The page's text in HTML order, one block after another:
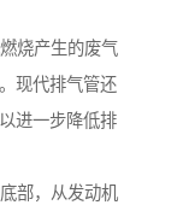
烧产生的废气
现代排气管还
进一步降低排
部，从发动机